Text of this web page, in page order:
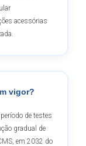
acessórias
vigor?
de testes
gradual de
em 2032 do